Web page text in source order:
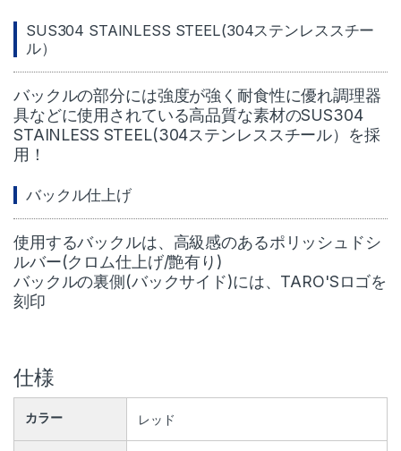
SUS304 STAINLESS STEEL(304ステンレススチー
ル）
バックルの部分には強度が強く耐食性に優れ調理器
具などに使用されている高品質な素材のSUS304
STAINLESS STEEL(304ステンレススチール）を採
用！
バックル仕上げ
使用するバックルは、高級感のあるポリッシュドシ
ルバー(クロム仕上げ/艶有り)
バックルの裏側(バックサイド)には、TARO'Sロゴを
刻印
仕様
カラー レッド